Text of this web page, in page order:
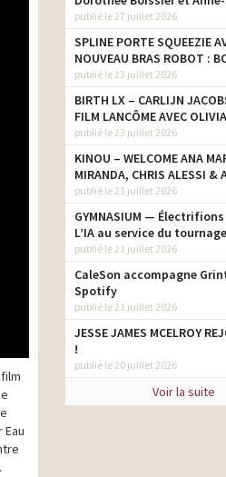
publié le 27 juillet 2026
SPLINE PORTE SQUEEZIE
NOUVEAU BRAS ROBOT :
publié le 23 juillet 2026
BIRTH LX – CARLIJN
FILM LANCÔME AVEC
publié le 23 juillet 2026
KINOU – WELCOME ANA
MIRANDA, CHRIS ALESSI &
publié le 21 juillet 2026
GYMNASIUM —
L’IA au service du tournage
publié le 21 juillet 2026
CaleSon accompagne
Spotify
publié le 21 juillet 2026
JESSE JAMES MCELROY
!
publié le 20 juillet 2026
Voir la suite